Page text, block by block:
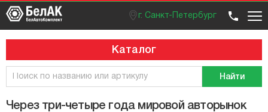
г. Санкт-Петербург
Розничный отдел
Вход / регистрация
Каталог
Найти
Через три-четыре года мировой авторынок